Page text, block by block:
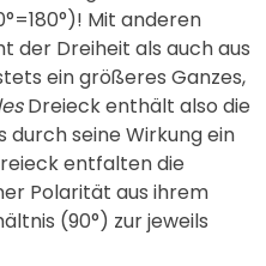
Mit anderen
der Dreiheit als auch aus
ein größeres Ganzes,
Dreieck enthält also die
seine Wirkung ein
entfalten die
Polarität aus ihrem
(90°) zur jeweils